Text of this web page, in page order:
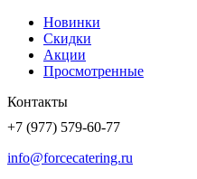
Новинки
Скидки
Акции
Просмотренные
Контакты
+7 (977) 579-60-77
info@forcecatering.ru